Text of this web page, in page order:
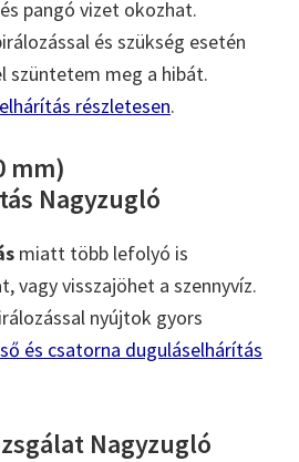
pangó vizet okozhat.
és szükség esetén
szüntetem meg a hibát.
részletesen.
mm)
Nagyzugló
miatt több lefolyó is
vagy visszajöhet a szennyvíz.
nyújtok gyors
és csatorna duguláselhárítás
Nagyzugló